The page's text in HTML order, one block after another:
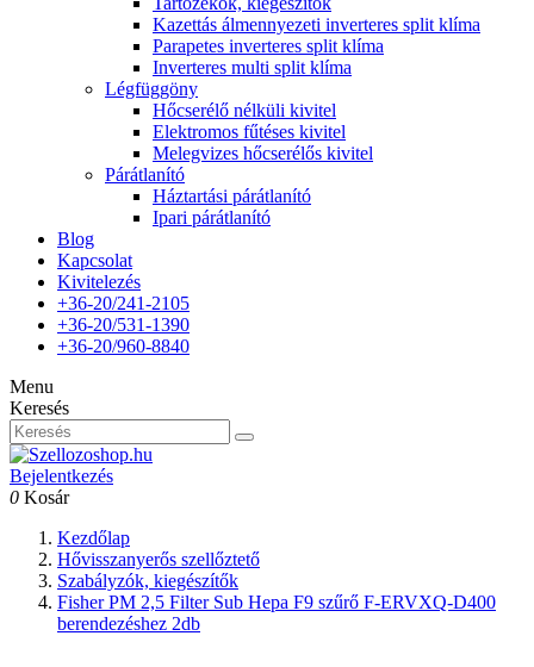
Kazettás álmennyezeti inverteres split klíma
Parapetes inverteres split klíma
Inverteres multi split klíma
Légfüggöny
Hőcserélő nélküli kivitel
Elektromos fűtéses kivitel
Melegvizes hőcserélős kivitel
Párátlanító
Háztartási párátlanító
Ipari párátlanító
Blog
Kapcsolat
Kivitelezés
+36-20/241-2105
+36-20/531-1390
+36-20/960-8840
Menu
Keresés
Bejelentkezés
0 Kosár
Kezdőlap
Hővisszanyerős szellőztető
Szabályzók, kiegészítők
Fisher PM 2,5 Filter Sub Hepa F9 szűrő F-ERVXQ-D400
berendezéshez 2db